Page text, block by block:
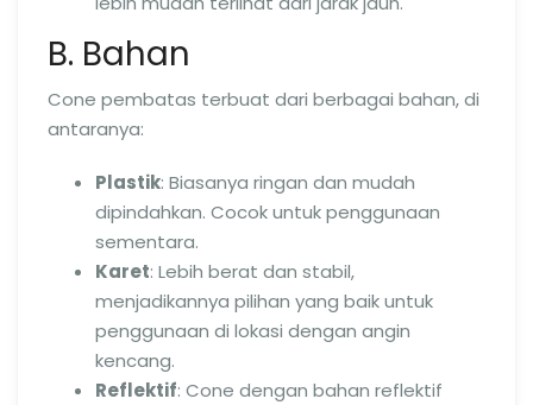
B. Bahan
Cone pembatas terbuat dari berbagai bahan, di
antaranya:
Plastik: Biasanya ringan dan mudah
dipindahkan. Cocok untuk penggunaan
sementara.
Karet: Lebih berat dan stabil,
menjadikannya pilihan yang baik untuk
penggunaan di lokasi dengan angin
kencang.
Reflektif: Cone dengan bahan reflektif